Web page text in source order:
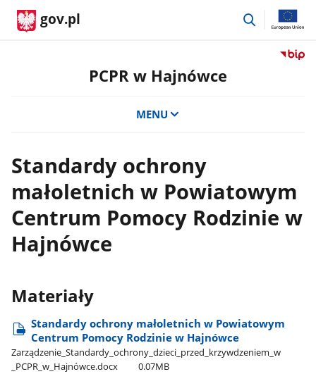
gov.pl
przejdź
Przejdź
PCPR w Hajnówce
MENU
Standardy ochrony
małoletnich w Powiatowym
Centrum Pomocy Rodzinie w
Hajnówce
Materiały
Standardy ochrony małoletnich w Powiatowym
Centrum Pomocy Rodzinie w Hajnówce
Zarządzenie​_Standardy​_ochrony​_dzieci​_przed​_krzywdzeniem​_w​
_PCPR​_w​_Hajnówce.docx
0.07MB